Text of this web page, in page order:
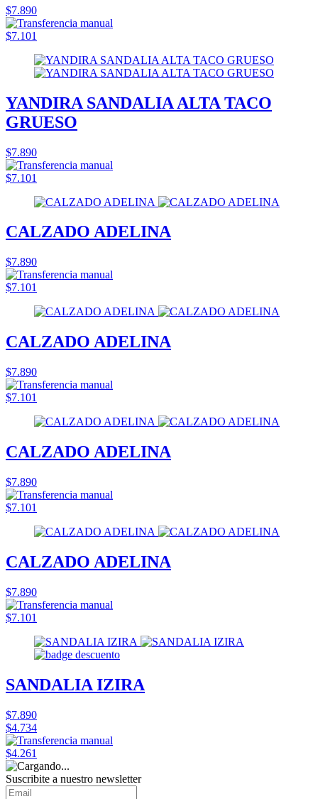
$7.890
$7.101
YANDIRA SANDALIA ALTA TACO
GRUESO
$7.890
$7.101
CALZADO ADELINA
$7.890
$7.101
CALZADO ADELINA
$7.890
$7.101
CALZADO ADELINA
$7.890
$7.101
CALZADO ADELINA
$7.890
$7.101
SANDALIA IZIRA
$7.890
$4.734
$4.261
Suscribite a nuestro newsletter